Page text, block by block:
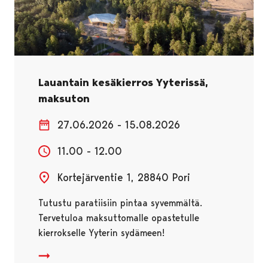
Lauantain kesäkierros Yyterissä,
maksuton
27.06.2026 - 15.08.2026
11.00 - 12.00
Kortejärventie 1, 28840 Pori
Tutustu paratiisiin pintaa syvemmältä.
Tervetuloa maksuttomalle opastetulle
kierrokselle Yyterin sydämeen!